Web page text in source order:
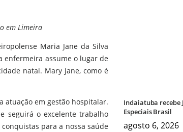
em Limeira
Maria Jane da Silva
enfermeira assume o lugar de
natal. Mary Jane, como é
atuação em gestão hospitalar.
seguirá o excelente trabalho
para a nossa saúde
Indaiatuba recebe
Especiais Brasil
agosto 6, 2026